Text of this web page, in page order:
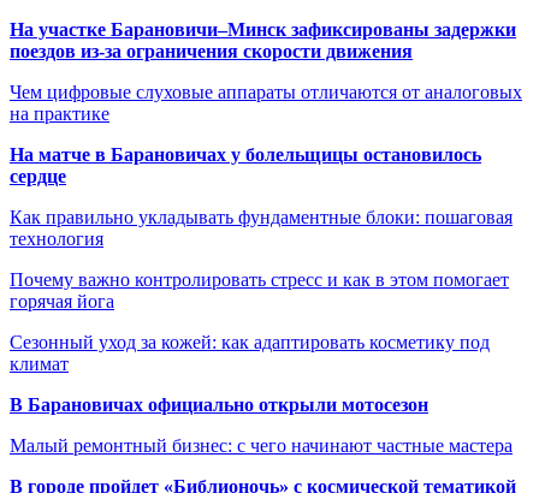
На участке Барановичи–Минск зафиксированы задержки
поездов из-за ограничения скорости движения
Чем цифровые слуховые аппараты отличаются от аналоговых
на практике
На матче в Барановичах у болельщицы остановилось
сердце
Как правильно укладывать фундаментные блоки: пошаговая
технология
Почему важно контролировать стресс и как в этом помогает
горячая йога
Сезонный уход за кожей: как адаптировать косметику под
климат
В Барановичах официально открыли мотосезон
Малый ремонтный бизнес: с чего начинают частные мастера
В городе пройдет «Библионочь» с космической тематикой